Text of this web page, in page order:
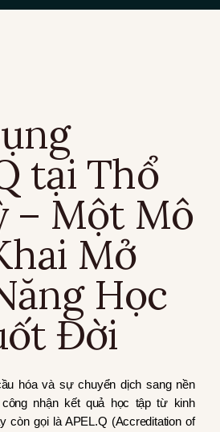
tại Thổ
– Một Mô
Mở
Học
Đời
hóa và sự chuyển dịch sang nền
nhận kết quả học tập từ kinh
còn gọi là APEL.Q (Accreditation of